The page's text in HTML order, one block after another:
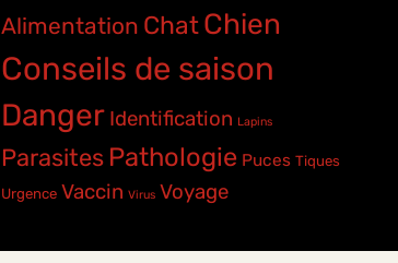
Alimentation ChatChien
Conseils de saison
Danger Identification Lapins
Parasites Pathologie Puces Tiques
Urgence Vaccin Virus Voyage